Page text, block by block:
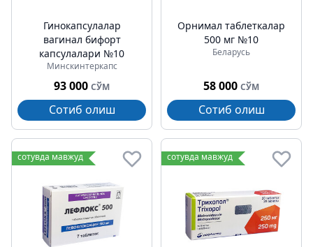
Гинокапсулалар
вагинал бифорт
капсулалари №10
Минскинтеркапс
93 000 СЎМ
Сотиб олиш
Орнимал таблеткалар
500 мг №10
Беларусь
58 000 СЎМ
Сотиб олиш
сотувда мавжуд сотувда мавжуд